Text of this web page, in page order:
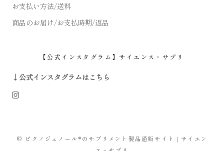
お支払い方法/送料
商品のお届け/お支払時期/返品
【公式インスタグラム】サイエンス・サプリ
↓公式インスタグラムはこちら
© ピクノジェノール®のサプリメント製品通販サイト｜サイエン